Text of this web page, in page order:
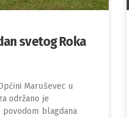
svetog Roka
Maruševec u
održano je
blagdana